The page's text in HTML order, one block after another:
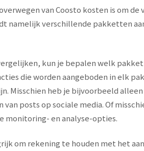
van Coosto kosten is om
namelijk verschillende pakketten
kun je bepalen welk
die worden aangeboden in elk
Misschien heb je bijvoorbeeld
posts op sociale media. Of
monitoring- en analyse-opties.
om rekening te houden met het